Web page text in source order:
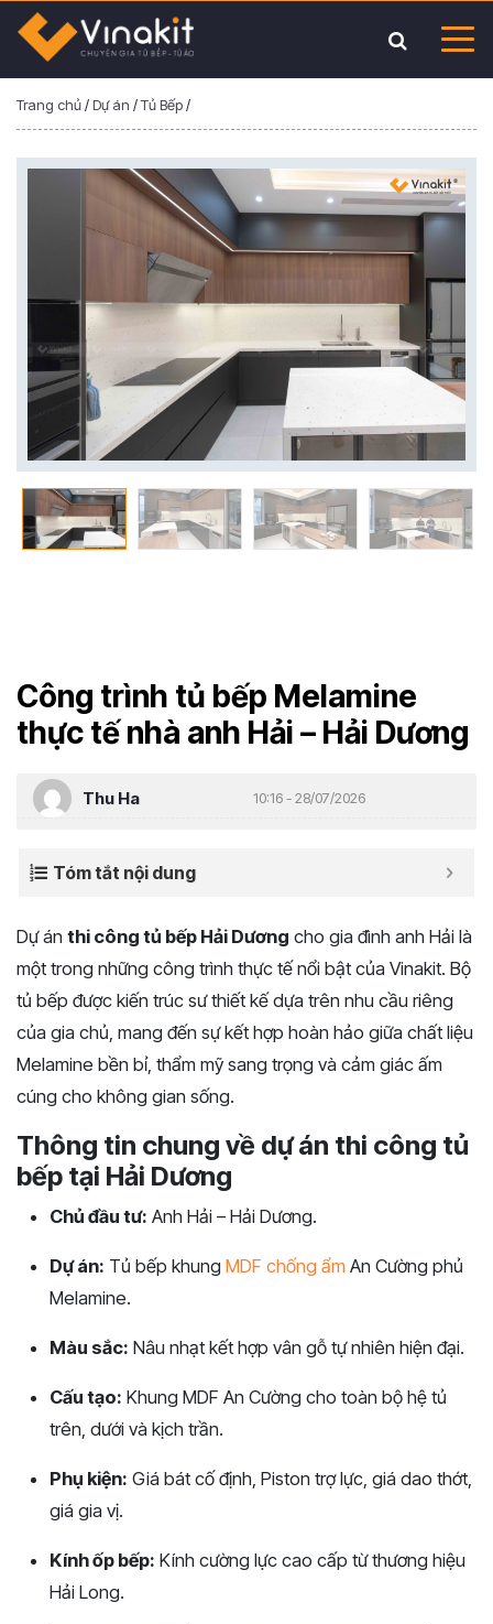
Trang chủ/Dự án /Tủ Bếp/
Công trình tủ bếp Melamine
thực tế nhà anh Hải – Hải Dương
Thu Ha 10:16 - 28/07/2026
Tóm tắt nội dung
Dự án thi công tủ bếp Hải Dương cho gia đình anh Hải là
một trong những công trình thực tế nổi bật của Vinakit. Bộ
tủ bếp được kiến trúc sư thiết kế dựa trên nhu cầu riêng
của gia chủ, mang đến sự kết hợp hoàn hảo giữa chất liệu
Melamine bền bỉ, thẩm mỹ sang trọng và cảm giác ấm
cúng cho không gian sống.
Thông tin chung về dự án thi công tủ
bếp tại Hải Dương
Chủ đầu tư: Anh Hải – Hải Dương.
Dự án: Tủ bếp khung MDF chống ẩm An Cường phủ
Melamine.
Màu sắc: Nâu nhạt kết hợp vân gỗ tự nhiên hiện đại.
Cấu tạo: Khung MDF An Cường cho toàn bộ hệ tủ
trên, dưới và kịch trần.
Phụ kiện: Giá bát cố định, Piston trợ lực, giá dao thớt,
giá gia vị.
Kính ốp bếp: Kính cường lực cao cấp từ thương hiệu
Hải Long.